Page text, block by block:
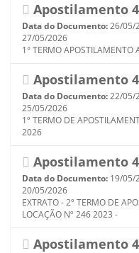
Apostilamento
Data do Documento: 26/05/
27/05/2026
1° TERMO APOSTILAMENTO
Apostilamento
Data do Documento: 22/05/
25/05/2026
1º TERMO DE
2026
Apostilamento
Data do Documento: 19/05/
20/05/2026
EXTRATO - 2º TERMO DE
LOCAÇÃO Nº 246 2023 -
Apostilamento